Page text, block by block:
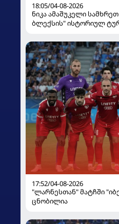
18:05/04-08-2026
ნიკა ამაშუკელი
ბლექსის" ისტორიულ
17:52/04-08-2026
"ლარნესთან" მატჩში
ცნობილია